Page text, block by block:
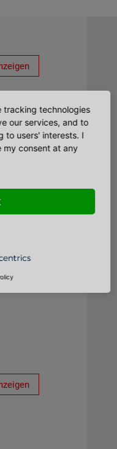
tracking technologies
our services, and to
to users' interests. I
my consent at any